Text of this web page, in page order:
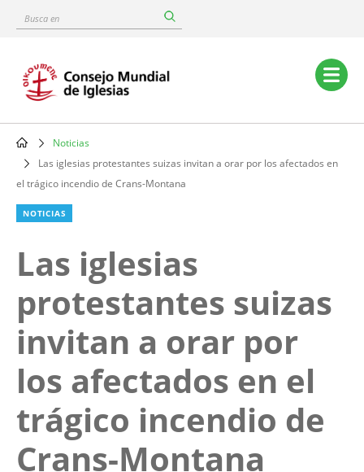
content
Busca
Main
navigation
Breadcrumb
Noticias
Las iglesias protestantes suizas invitan a orar por los afectados en
el trágico incendio de Crans-Montana
NOTICIAS
Las iglesias
protestantes suizas
invitan a orar por
los afectados en el
trágico incendio de
Crans-Montana